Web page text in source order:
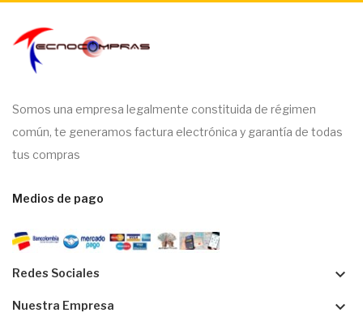
Somos una empresa legalmente constituida de régimen
común, te generamos factura electrónica y garantía de todas
tus compras
Medios de pago
Redes Sociales keyboard_arrow_down
Nuestra Empresa keyboard_arrow_down